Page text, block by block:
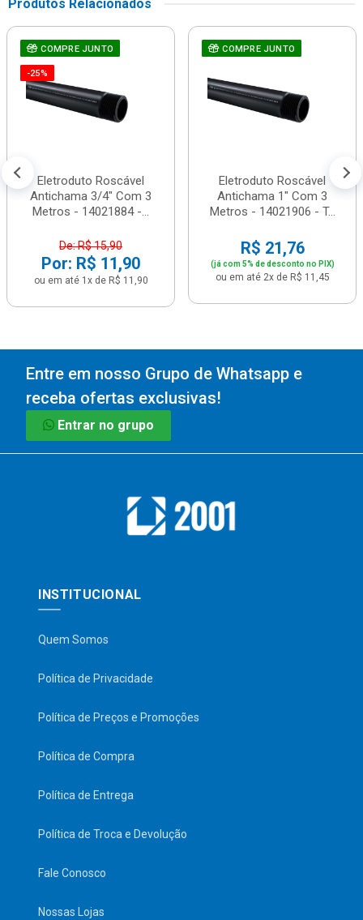
Produtos Relacionados
COMPRE JUNTO
-25%
Eletroduto Roscável
Antichama 3/4" Com 3
Metros - 14021884 -...
De: R$ 15,90
Por: R$ 11,90
ou em até 1x de R$ 11,90
COMPRE JUNTO
Eletroduto Roscável
Antichama 1" Com 3
Metros - 14021906 - T...
R$ 21,76
(já com 5% de desconto no PIX)
ou em até 2x de R$ 11,45
Entre em nosso Grupo de Whatsapp e
receba ofertas exclusivas!
Entrar no grupo
INSTITUCIONAL
Quem Somos
Política de Privacidade
Política de Preços e Promoções
Política de Compra
Política de Entrega
Política de Troca e Devolução
Fale Conosco
Nossas Lojas